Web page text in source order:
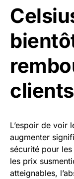
clients
L’espoir de voir
augmenter
sécurité pour
les prix
atteignables,